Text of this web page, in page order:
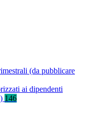
(da pubblicare
ai dipendenti
146